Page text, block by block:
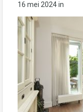
16 mei 2024in